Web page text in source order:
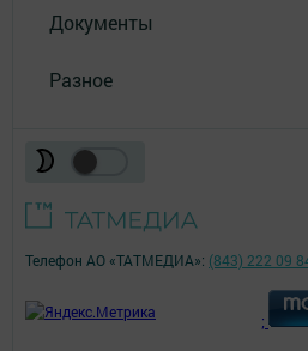
Документы
Разное
Телефон АО «ТАТМЕДИА»: (843) 222 09
;